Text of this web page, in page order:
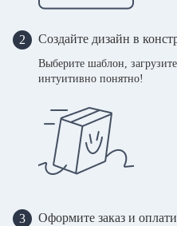
2 Создайте дизайн в
Выберите шаблон,
интуитивно понятно!
3 Оформите заказ и